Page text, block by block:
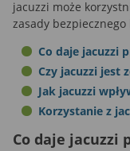
jacuzzi może
zasady
Co daje jacuzzi
Czy jacuzzi jest
Jak jacuzzi
Korzystanie z
Co daje jacuzzi
danych tylko w
dowiedzieć się
konfigurację
za pomocą
Więcej informacji
narzędzi